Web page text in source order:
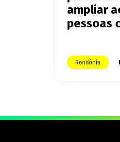
ampliar
pessoas
Rondônia